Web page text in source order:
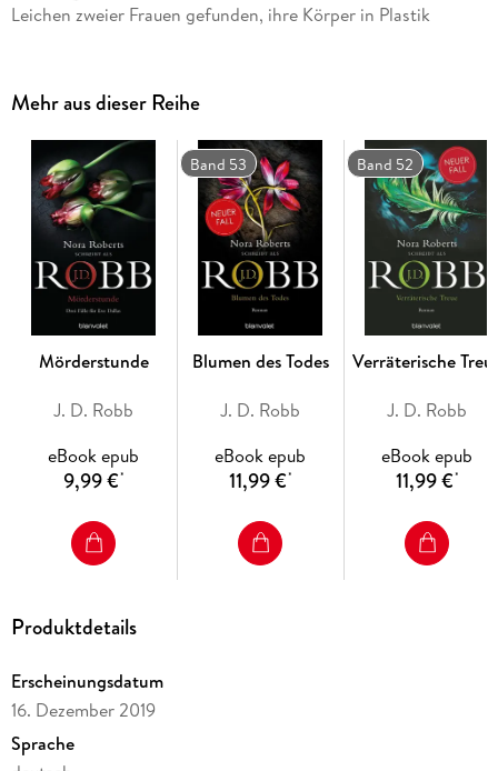
Leichen zweier Frauen gefunden, ihre Körper in Plastik
abgekommen waren. Jede hat ihre ganz eigene Geschichte,
und jeder wurde die Chance auf ein besseres Leben
genommen. Mithilfe ihres geliebten Ehemannes und ihres
fantastischen Teams beim New York Police Department, muss
sich Eve einer düsteren Geschichte stellen, die in ihr immer
wieder Erinnerungen an ihre eigenen dunkle Vergangenheit
hervorruft . . .
Future-Crime-Spannung:
Packende Mordfälle in einem
futuristischen New York.
Starke Ermittlerin:
Eve Dallas überzeugt mit Cleverness, Mut
Mitreißende Romance-Elemente:Thriller-Action trifft auf
Mehr aus dieser Reihe
Mörderstunde
J. D. Robb
eBook epub
9,99 €*
Band 53
Blumen des Todes
J. D. Robb
eBook epub
11,99 €*
Band 52
Verräterische
J. D. Robb
eBook epub
11,99 €*
Produktdetails
Erscheinungsdatum
16. Dezember 2019
Sprache